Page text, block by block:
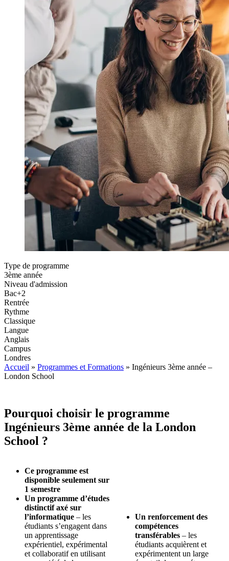
Type de programme
3ème année
Niveau d'admission
Bac+2
Rentrée
Rythme
Classique
Langue
Anglais
Campus
Londres
Accueil » Programmes et Formations » Ingénieurs 3ème année –
London School
Pourquoi choisir le programme
Ingénieurs 3ème année de la London
School ?
Ce programme est
disponible seulement sur
1 semestre
Un programme d’études
distinctif axé sur
l’informatique – les
étudiants s’engagent dans
un apprentissage
expérientiel, expérimental
et collaboratif en utilisant
Un renforcement des
compétences
transférables – les
étudiants acquièrent et
expérimentent un large